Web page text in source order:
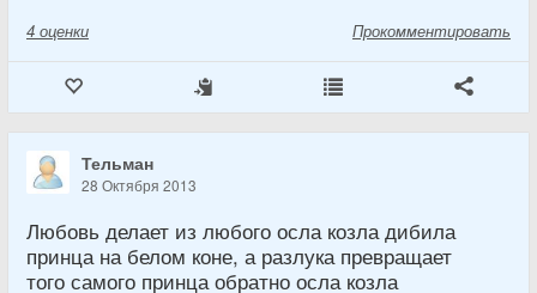
4 оценки Прокомментировать
Тельман
28 Октября 2013
Любовь делает из любого осла козла дибила
принца на белом коне, а разлука превращает
того самого принца обратно осла козла